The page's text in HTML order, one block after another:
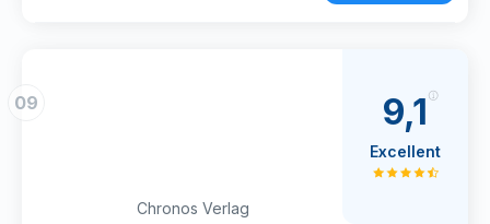
09
Chronos Verlag
9,1
Excellent